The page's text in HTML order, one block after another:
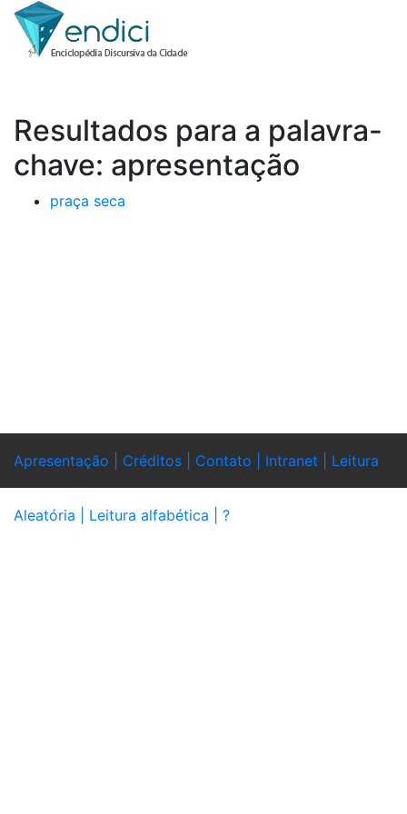
Resultados para a palavra-
chave: apresentação
praça seca
Apresentação | Créditos | Contato | Intranet | Leitura
Aleatória | Leitura alfabética | ?